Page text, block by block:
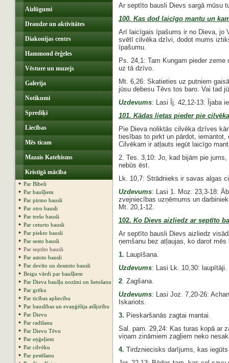
Aizlūgumi
Draudze un aktivitātes
Diakonijas centrs
Hammond ērģeles
Vēsture un muzejs
Galerija
Notikumi
Sprediķi
Liecības
Mēs ticam
Mazais Katehisms
Kristīgā mācība
Par Bībeli
Par baušļiem
Par pirmo bausli
Par otro bausli
Par trešo bausli
Par ceturto bausli
Par piekto bausli
Par sesto bausli
Par septīto bausli
Par astoto bausli
Par devīto un desmito bausli
Beigu vārdi par baušļiem
Par Dieva baušļu nozīmi un lietošanu
Par grēku
Par ticības apliecību
Par bauslības un evaņģēlija atšķirību
Par Dievu
Par radīšanu
Par Dievu Tēvu
Par eņģeļiem
Par cilvēku
Par pestīšanu
Ar septīto bausli Dievs sargā mūsu
100. Kas dod laicīgo mantu un
Arī laicīgais īpašums ir no Dieva, jo
svētī cilvēka dzīvi, dodot mums
īpašumu.
Ps. 24,1: Tam Kungam pieder
uz tā dzīvo.
Mt. 6,26: Skatieties uz putniem
jūsu debesu Tēvs tos baro. Vai tad
Uzdevums: Lasi Īj. 42,12-13: Ījaba
101. Kādas lietas pieder pie
Pie Dieva noliktās cilvēka dzīves
tiesības to pirkt un pārdot, iemantot,
Cilvēkam ir atļauts iegūt laicīgo
2. Tes. 3,10: Jo, kad bijām pie
nebūs ēst.
Lk. 10,7: Strādnieks ir savas algas
Uzdevums: Lasi 1. Moz. 23,3-18:
zvejniecības uzņēmums un
Mt. 20,1-12.
102. Ko Dievs aizliedz ar septīto
Ar septīto bausli Dievs aizliedz
ņemšanu bez atļaujas, ko darot
1. Laupīšana.
Uzdevums: Lasi Lk. 10,30: laupītāji.
2. Zagšana.
Uzdevums: Lasi Joz. 7,20-26:
Iskariots.
3. Pieskaršanās zagtai mantai.
Sal. pam. 29,24: Kas turas kopā ar
viņam zināmiem zagļiem neko
4. Tirdzniecisks darījums, kas